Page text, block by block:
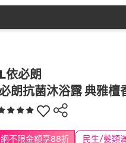
依必朗
朗抗菌沐浴露 典雅
不限金額享88折